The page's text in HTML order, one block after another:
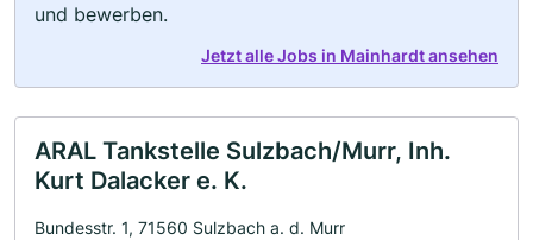
und bewerben.
Jetzt alle Jobs in Mainhardt ansehen
ARAL Tankstelle Sulzbach/Murr, Inh.
Kurt Dalacker e. K.
Bundesstr. 1, 71560 Sulzbach a. d. Murr